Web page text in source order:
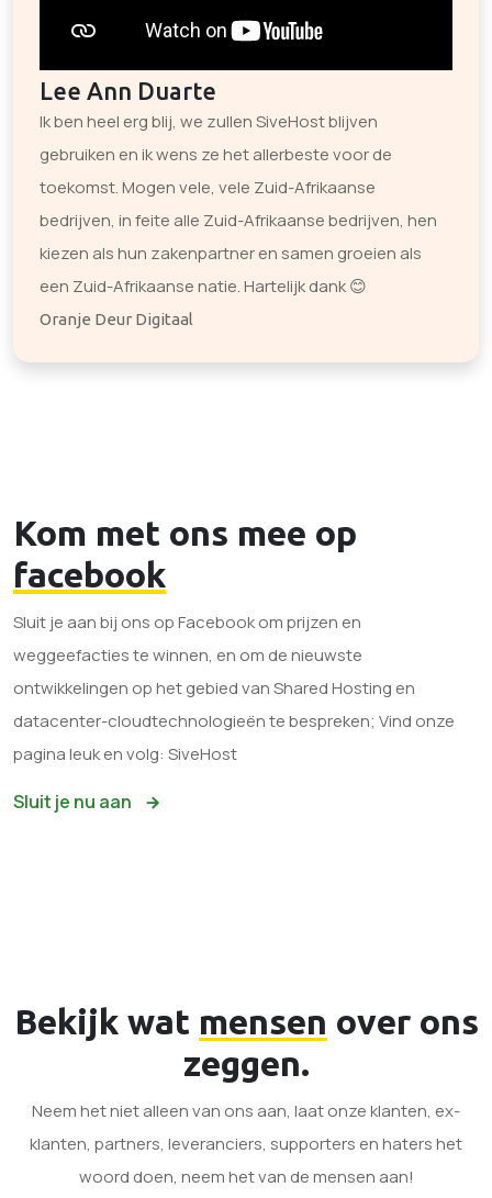
Lee Ann Duarte
Ik ben heel erg blij, we zullen SiveHost blijven
gebruiken en ik wens ze het allerbeste voor de
toekomst. Mogen vele, vele Zuid-Afrikaanse
bedrijven, in feite alle Zuid-Afrikaanse bedrijven, hen
kiezen als hun zakenpartner en samen groeien als
een Zuid-Afrikaanse natie. Hartelijk dank 😊
Oranje Deur Digitaal
Kom met ons mee op
facebook
Sluit je aan bij ons op Facebook om prijzen en
weggeefacties te winnen, en om de nieuwste
ontwikkelingen op het gebied van Shared Hosting en
datacenter-cloudtechnologieën te bespreken; Vind onze
pagina leuk en volg: SiveHost
Sluit je nu aan
Bekijk wat mensen over ons
zeggen.
Neem het niet alleen van ons aan, laat onze klanten, ex-
klanten, partners, leveranciers, supporters en haters het
woord doen, neem het van de mensen aan!